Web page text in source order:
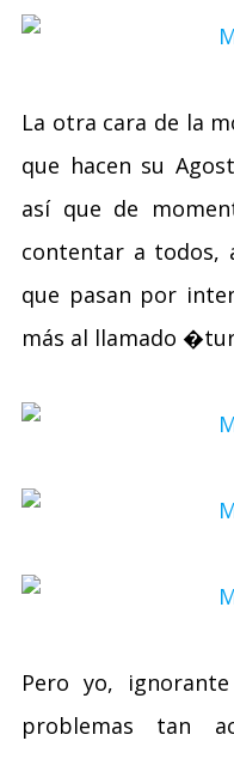
La otra cara de la
que hacen su
así que de
contentar a todos,
que pasan por
más al llamado
Pero yo,
problemas tan